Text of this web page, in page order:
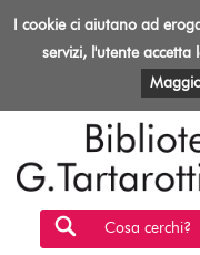
Biblioteca
Rovereto
EVENTI E
Cosa cerchi?
I cookie ci aiutano ad
servizi, l'utente